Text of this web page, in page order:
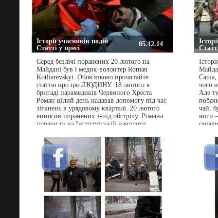
Історії учасників подій
Статті у пресі
05.12.14
Серед безлічі поранених 20 лютого на
Майдані був і медик-волонтер Roman
Kotliarevskyi. Обов'язково прочитайте
статтю про цю ЛЮДИНУ. 18 лютого в
бригаді парамедиків Червоного Хреста
Роман цілий день надавав допомогу під час
зіткнень в урядовому кварталі. 20 лютого
виносив поранених з-під обстрілу. Романа
поранили на Інститутській навпроти
прицільно вистрілив у людину в уніформі
Червоного Хреста...
Саша,
чого
Але
чай,
ноги